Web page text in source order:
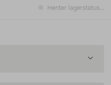
Henter lagerstatus...